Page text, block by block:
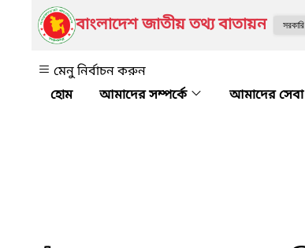
বাংলাদেশ জাতীয় তথ্য বাতায়ন
মেনু নির্বাচন করুন
আমাদের সম্পর্কে
আমাদের সেবা